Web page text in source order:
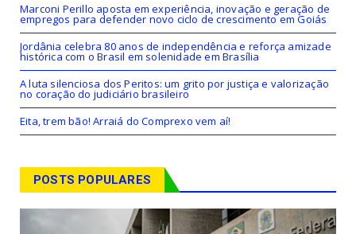
Marconi Perillo aposta em experiência, inovação e geração de
empregos para defender novo ciclo de crescimento em Goiás
Jordânia celebra 80 anos de independência e reforça amizade
histórica com o Brasil em solenidade em Brasília
A luta silenciosa dos Peritos: um grito por justiça e valorização
no coração do judiciário brasileiro
Eita, trem bão! Arraiá do Comprexo vem aí!
POSTS POPULARES